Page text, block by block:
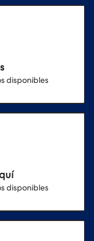
disponibles
disponibles